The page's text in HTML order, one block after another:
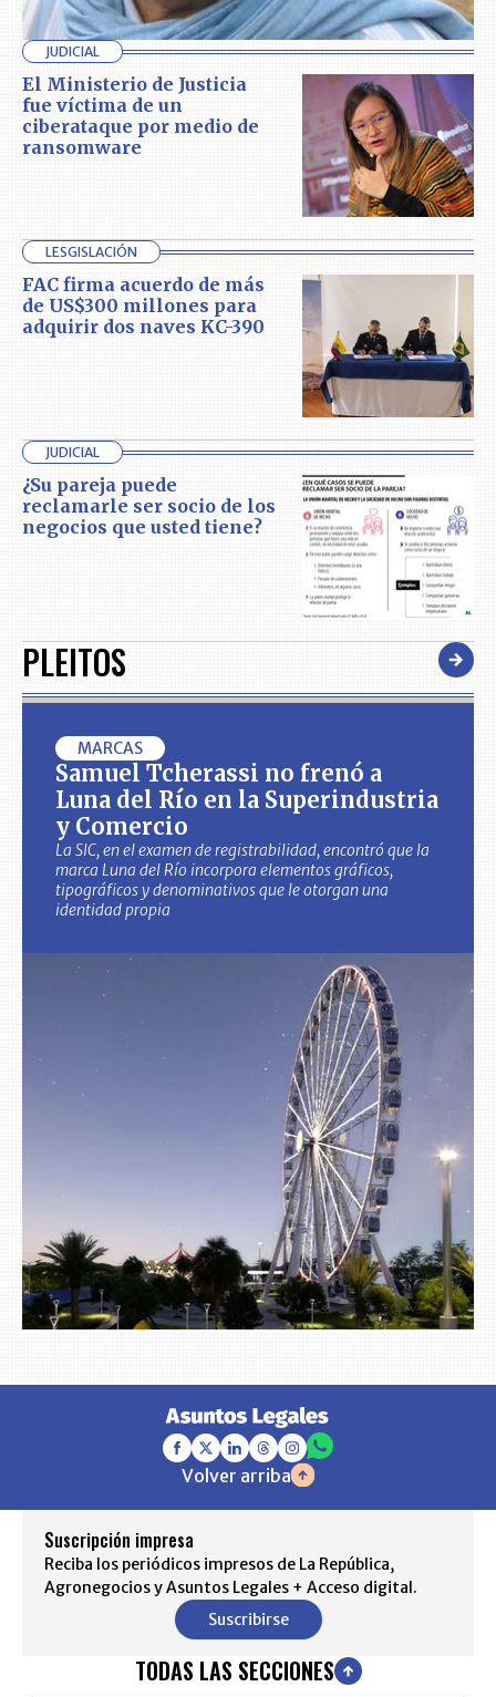
JUDICIAL
El Ministerio de Justicia
fue víctima de un
ciberataque por medio de
ransomware
LESGISLACIÓN
FAC firma acuerdo de más
de US$300 millones para
adquirir dos naves KC-390
JUDICIAL
¿Su pareja puede
reclamarle ser socio de los
negocios que usted tiene?
PLEITOS
MARCAS
Samuel Tcherassi no frenó a
Luna del Río en la Superindustria
y Comercio
La SIC, en el examen de registrabilidad, encontró que la
marca Luna del Río incorpora elementos gráficos,
tipográficos y denominativos que le otorgan una
identidad propia
Volver arriba
Suscripción impresa
Reciba los periódicos impresos de La República,
Agronegocios y Asuntos Legales + Acceso digital.
Suscribirse
TODAS LAS SECCIONES